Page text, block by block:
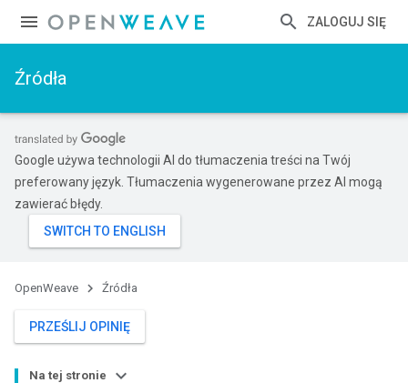
ZALOGUJ SIĘ
Źródła
Google używa technologii AI do tłumaczenia treści na Twój
preferowany język. Tłumaczenia wygenerowane przez AI mogą
zawierać błędy.
OpenWeave Źródła
PRZEŚLIJ OPINIĘ
Na tej stronie